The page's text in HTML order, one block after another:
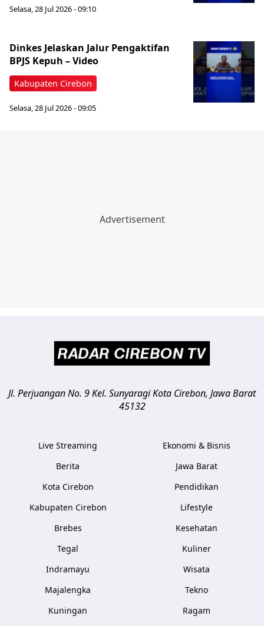
Selasa, 28 Jul 2026 - 09:10
Kabupaten Cirebon
‎Dinkes Jelaskan Jalur Pengaktifan
BPJS Kepuh – Video
Selasa, 28 Jul 2026 - 09:05
Jl. Perjuangan No. 9 Kel. SunyaragiKota Cirebon, Jawa Barat
45132
Live Streaming
Berita
Kota Cirebon
Kabupaten Cirebon
Brebes
Tegal
Indramayu
Majalengka
Kuningan
Ekonomi & Bisnis
Jawa Barat
Pendidikan
Lifestyle
Kesehatan
Kuliner
Wisata
Tekno
Ragam